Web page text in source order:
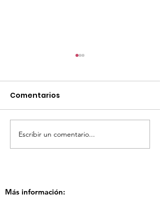
TourTravelynByFraveo
participó en la
Comentarios
Escribir un comentario...
Más información: